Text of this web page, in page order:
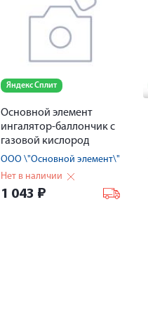
Яндекс Сплит
Основной элемент
ингалятор-баллончик с
газовой кислород
смесью для
ООО \"Основной элемент\" RU
Нет в наличии
1 043 ₽